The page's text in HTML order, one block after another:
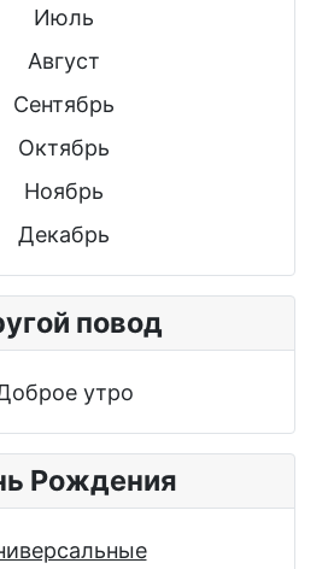
Июль
Август
Сентябрь
Октябрь
Ноябрь
Декабрь
повод
утро
Рождения